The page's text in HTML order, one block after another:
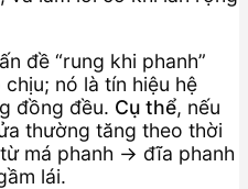
đề “rung khi phanh”
nó là tín hiệu hệ
đồng đều. Cụ thể, nếu
thường tăng theo thời
má phanh → đĩa phanh
lái.